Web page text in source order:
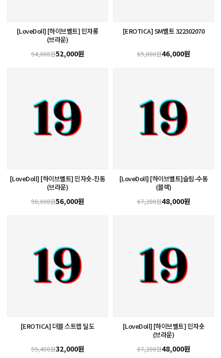
[LoveDoll] [하이브벨트] 민자롱
(브라운)
94,000원52,000원
[EROTICA] SM벨트 322302070
69,000원46,000원
[LoveDoll] [하이브벨트] 민자숏-진동
(브라운)
98,000원56,000원
[LoveDoll] [하이브벨트]슬림-수동
(블랙)
67,200원48,000원
[EROTICA] 더블 스트랩 딜도
59,400원32,000원
[LoveDoll] [하이브벨트] 민자숏
(브라운)
67,200원48,000원